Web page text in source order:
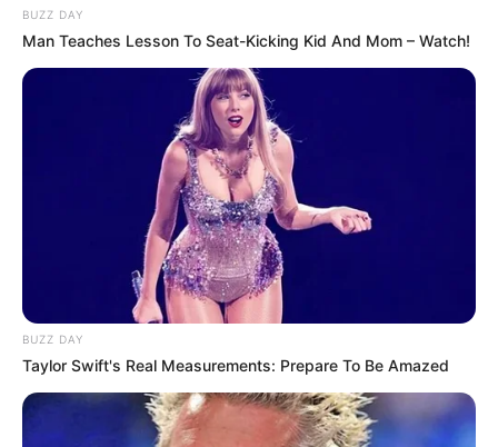
BUZZ DAY
Man Teaches Lesson To Seat-Kicking Kid And Mom – Watch!
BUZZ DAY
Taylor Swift's Real Measurements: Prepare To Be Amazed